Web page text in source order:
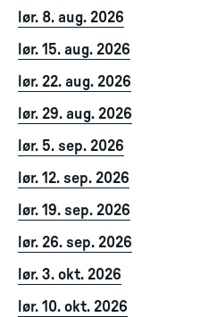
lør. 8. aug. 2026
lør. 15. aug. 2026
lør. 22. aug. 2026
lør. 29. aug. 2026
lør. 5. sep. 2026
lør. 12. sep. 2026
lør. 19. sep. 2026
lør. 26. sep. 2026
lør. 3. okt. 2026
lør. 10. okt. 2026